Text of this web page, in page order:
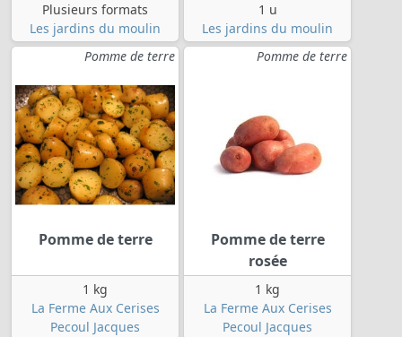
Plusieurs formats
Les jardins du moulin
1 u
Les jardins du moulin
Pomme de terre
Pomme de terre
1 kg
La Ferme Aux Cerises
Pecoul Jacques
Pomme de terre
Pomme de terre
rosée
1 kg
La Ferme Aux Cerises
Pecoul Jacques